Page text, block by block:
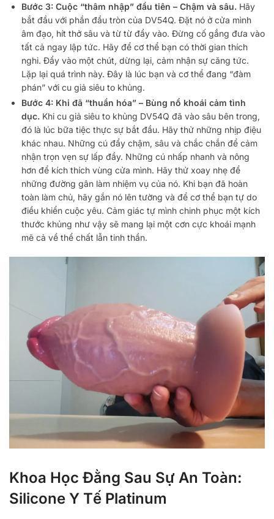
Bước 3: Cuộc “thâm nhập” đầu tiên – Chậm và sâu. Hãy
bắt đầu với phần đầu tròn của DV54Q. Đặt nó ở cửa mình
âm đạo, hít thở sâu và từ từ đẩy vào. Đừng cố gắng đưa vào
tất cả ngay lập tức. Hãy để cơ thể bạn có thời gian thích
nghi. Đẩy vào một chút, dừng lại, cảm nhận sự căng tức.
Lặp lại quá trình này. Đây là lúc bạn và cơ thể đang “đàm
phán” với cu giả siêu to khủng.
Bước 4: Khi đã “thuần hóa” – Bùng nổ khoái cảm tình
dục. Khi cu giả siêu to khủng DV54Q đã vào sâu bên trong,
đó là lúc bữa tiệc thực sự bắt đầu. Hãy thử những nhịp điệu
khác nhau. Những cú đẩy chậm, sâu và chắc chắn để cảm
nhận trọn vẹn sự lấp đầy. Những cú nhấp nhanh và nông
hơn để kích thích vùng cửa mình. Hãy thử xoay nhẹ để
những đường gân làm nhiệm vụ của nó. Khi bạn đã hoàn
toàn làm chủ, hãy gắn nó lên tường và để cơ thể bạn tự do
điều khiển cuộc yêu. Cảm giác tự mình chinh phục một kích
thước khủng như vậy sẽ mang lại một cơn cực khoái mạnh
mẽ cả về thể chất lẫn tinh thần.
Khoa Học Đằng Sau Sự An Toàn:
Silicone Y Tế Platinum